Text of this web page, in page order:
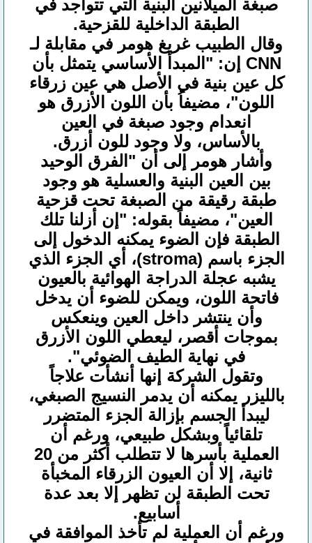
صبغة الميلانين البنية التي تتواجد في
الطبقة الداخلية للقزحية.
وقال الطبيب غريغ هومر في مقابلة لـ
CNN إن: "المبدأ الأساسي يتمثل بأن
كل عين بنية في الأصل هي عين زرقاء
اللون"، مضيفاُ بأن اللون الأزرق هو
انعدام وجود صبغة في العين
بالأساس، ولا وجود للون أزرق.
وأشار هومر إلى أن "الفرق الوحيد
بين العين البنية والعسلية هو وجود
طبقة رقيقة من الصبغة تحت قزحية
العين"، مضيفاً بقوله: "إن أزلنا تلك
الطبقة فإن الضوء يمكنه الدخول إلى
الجزء باسم (stroma)، أي الجزء الذي
يشبه عجلة الدراجة الهوائية بالعيون
فاتحة اللون، ويمكن للضوء أن يدخل
وأن ينتشر داخل العين وينعكس
بموجات أقصر، ليعطي اللون الأزرق
في نهاية الطيف الضوئي".
وتقول الشركة إنها أنشأت علاجاً
بالليزر يمكنه أن يدمر النسيج الصبغي،
ليبدأ الجسم بإزالة الجزء المتضرر
تلقائياً وبشكل طبيعي، ورغم أن
العملية بأسرها لا تتطلب أكثر من 20
ثانية، إلا أن العيون الزرقاء المخبأة
تحت الطبقة لن تظهر إلا بعد عدة
أسابيع.
ورغم أن العملية لم تأخذ الموافقة في